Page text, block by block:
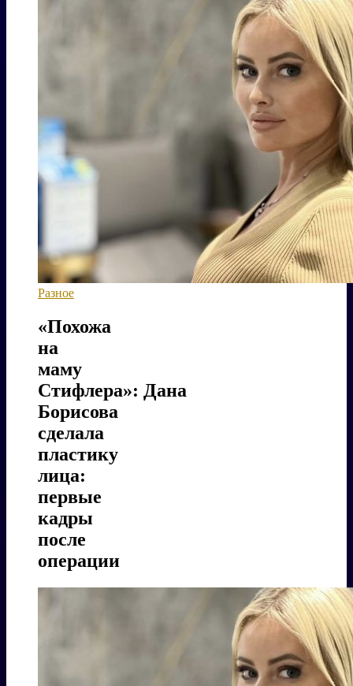
Разное
«Похожа
на
маму
Стифлера»: Дана
Борисова
сделала
пластику
лица:
первые
кадры
после
операции